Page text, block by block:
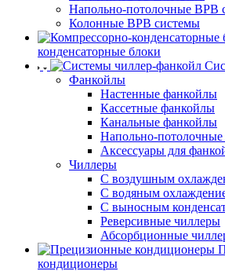
Напольно-потолочные ВРВ
Колонные ВРВ системы
конденсаторные блоки
Фанкойлы
Настенные фанкойлы
Кассетные фанкойлы
Канальные фанкойлы
Напольно-
Аксессуары для
Чиллеры
С воздушным
С водяным
С выносным
Реверсивные чиллеры
Абсорбционные
кондиционеры